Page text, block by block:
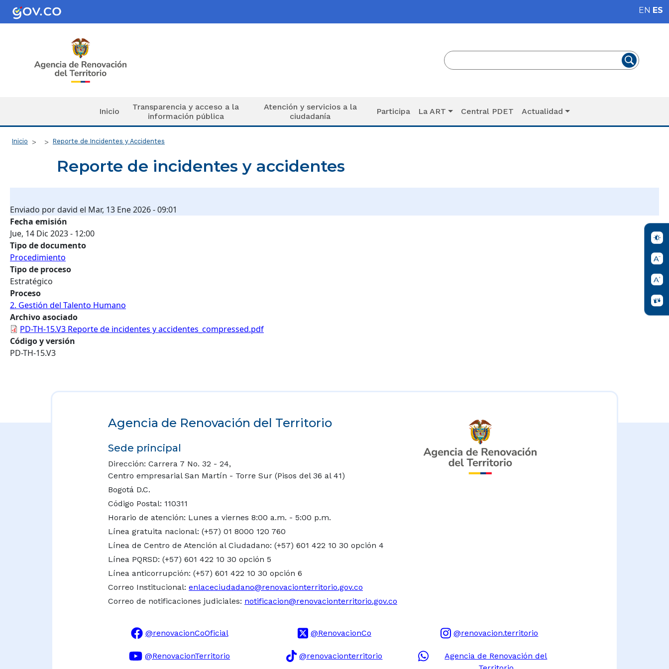
Pasar al contenido principal EN ES
Navegación principal
Inicio
Transparencia y acceso a la
información pública
Atención y servicios a la
ciudadanía
Participa La ART Central PDET Actualidad
Ruta de navegación
Inicio Reporte de Incidentes y Accidentes
Reporte de incidentes y accidentes
Enviado pordavid el Mar, 13 Ene 2026 - 09:01
Fecha emisión
Jue, 14 Dic 2023 - 12:00
Tipo de documento
Procedimiento
Tipo de proceso
Estratégico
Proceso
2. Gestión del Talento Humano
Archivo asociado
PD-TH-15.V3 Reporte de incidentes y accidentes_compressed.pdf
Código y versión
PD-TH-15.V3
Agencia de Renovación del Territorio
Sede principal
Dirección: Carrera 7 No. 32 - 24,
Centro empresarial San Martín - Torre Sur (Pisos del 36 al 41)
Bogotá D.C.
Código Postal: 110311
Horario de atención: Lunes a viernes 8:00 a.m. - 5:00 p.m.
Línea gratuita nacional: (+57) 01 8000 120 760
Línea de Centro de Atención al Ciudadano: (+57) 601 422 10 30 opción 4
Línea PQRSD: (+57) 601 422 10 30 opción 5
Línea anticorrupción: (+57) 601 422 10 30 opción 6
Correo Institucional: enlaceciudadano@renovacionterritorio.gov.co
Correo de notificaciones judiciales: notificacion@renovacionterritorio.gov.co
@renovacionCoOficial @RenovacionCo @renovacion.territorio
@RenovacionTerritorio @renovacionterritorio
Agencia de Renovación del